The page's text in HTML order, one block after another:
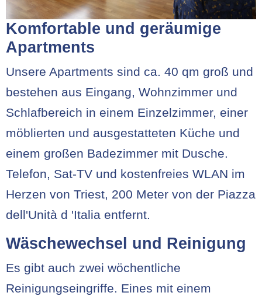
Komfortable und geräumige
Apartments
Unsere Apartments sind ca. 40 qm groß und
bestehen aus Eingang, Wohnzimmer und
Schlafbereich in einem Einzelzimmer, einer
möblierten und ausgestatteten Küche und
einem großen Badezimmer mit Dusche.
Telefon, Sat-TV und kostenfreies WLAN im
Herzen von Triest, 200 Meter von der Piazza
dell'Unità d 'Italia entfernt.
Wäschewechsel und Reinigung
Es gibt auch zwei wöchentliche
Reinigungseingriffe. Eines mit einem